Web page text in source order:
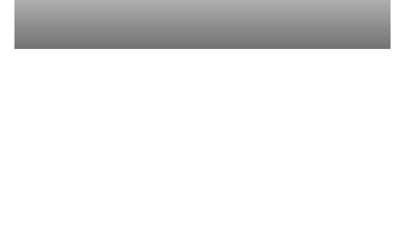
Klik Banner PMB UNIMEN